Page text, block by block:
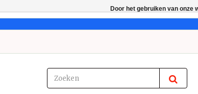
Door het gebruiken van onze